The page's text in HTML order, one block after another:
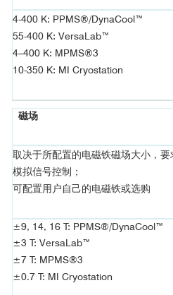
4-400 K: PPMS®/DynaCool™
55-400 K: VersaLab™
4–400 K: MPMS®3
10-350 K: MI Cryostation
磁场
取决于所配置的电磁铁磁场大小，
模拟信号控制；
可配置用户自己的电磁铁或选购
±9, 14, 16 T: PPMS®/DynaCool™
±3 T: VersaLab™
±7 T: MPMS®3
±0.7 T: MI Cryostation
参考文献